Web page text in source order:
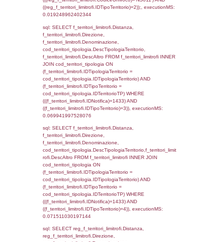
StatoIspezione,
DATE_FORMAT(DataChiusura, '%d/%m/
DataChiusura,
'%d/%m/%Y') as DataUltimoPIR FROM
WHERE (((d3_ispezioni.IDNotifica)=1433)),
0.00087380409240723
sql: SELECT el_nazioni.DescIT,
FROM f_confini_stato INNER JOIN
f_confini_stato.IDNotifica = 1433;,
0.00048303604125977
sql: SELECT el_regioni.Regione,
el_comuni.Comune,
f_confini INNER JOIN ((el_comuni INNER
ON el_comuni.IstProvincia =
INNER JOIN el_regioni ON
el_regioni.IstRegione) ON
el_comuni.IstComune WHERE